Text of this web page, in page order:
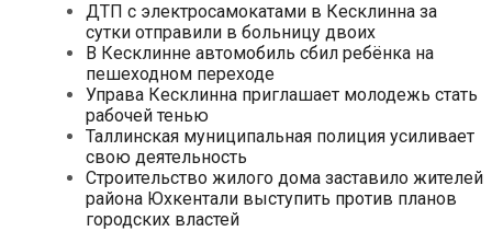
ДТП с электросамокатами в Кесклинна за
сутки отправили в больницу двоих
В Кесклинне автомобиль сбил ребёнка на
пешеходном переходе
Управа Кесклинна приглашает молодежь стать
рабочей тенью
Таллинская муниципальная полиция усиливает
свою деятельность
Строительство жилого дома заставило жителей
района Юхкентали выступить против планов
городских властей